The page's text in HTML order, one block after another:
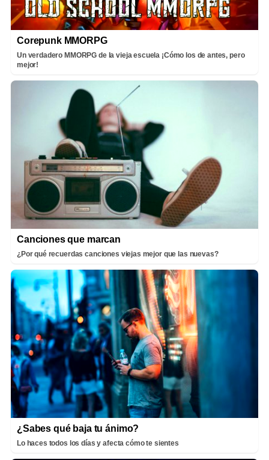
Corepunk MMORPG
Un verdadero MMORPG de la vieja escuela ¡Cómo los de antes, pero
mejor!
Canciones que marcan
¿Por qué recuerdas canciones viejas mejor que las nuevas?
¿Sabes qué baja tu ánimo?
Lo haces todos los días y afecta cómo te sientes